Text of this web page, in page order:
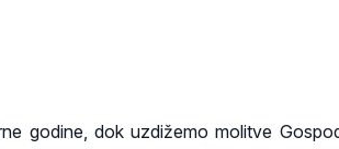
godine, dok uzdižemo molitve